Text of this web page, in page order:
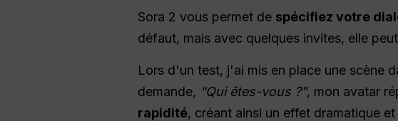
Sora 2 vous permet de spécifiez votre
défaut, mais avec quelques invites, elle
Lors d'un test, j'ai mis en place une scène
demande, “Qui êtes-vous ?”, mon avatar
rapidité, créant ainsi un effet dramatique